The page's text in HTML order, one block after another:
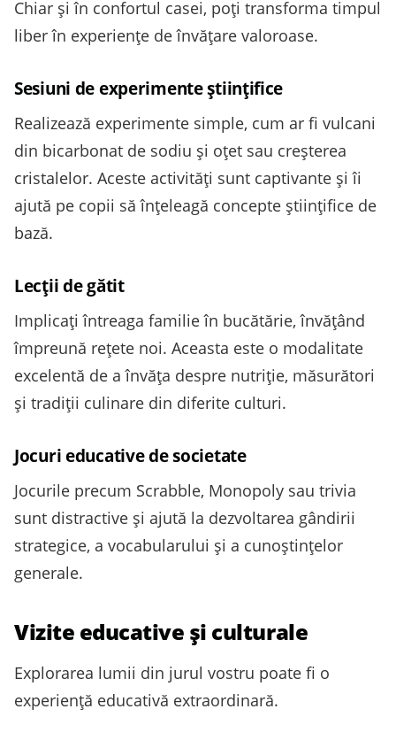
Chiar și în confortul casei, poți transforma timpul
liber în experiențe de învățare valoroase.
Sesiuni de experimente științifice
Realizează experimente simple, cum ar fi vulcani
din bicarbonat de sodiu și oțet sau creșterea
cristalelor. Aceste activități sunt captivante și îi
ajută pe copii să înțeleagă concepte științifice de
bază.
Lecții de gătit
Implicați întreaga familie în bucătărie, învățând
împreună rețete noi. Aceasta este o modalitate
excelentă de a învăța despre nutriție, măsurători
și tradiții culinare din diferite culturi.
Jocuri educative de societate
Jocurile precum Scrabble, Monopoly sau trivia
sunt distractive și ajută la dezvoltarea gândirii
strategice, a vocabularului și a cunoștințelor
generale.
Vizite educative și culturale
Explorarea lumii din jurul vostru poate fi o
experiență educativă extraordinară.